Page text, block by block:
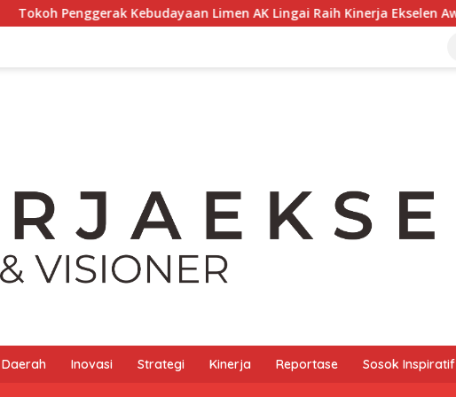
Kebudayaan Limen AK Lingai Raih Kinerja Ekselen Award II-2026
Daerah Inovasi Strategi Kinerja Reportase Sosok Inspiratif